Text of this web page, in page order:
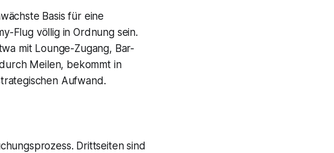
Basis für eine
Flug völlig in Ordnung sein.
mit Lounge-Zugang, Bar-
Meilen, bekommt in
Aufwand.
Drittseiten sind